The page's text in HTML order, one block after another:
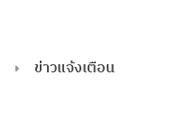
ข่าวแจ้งเตือน